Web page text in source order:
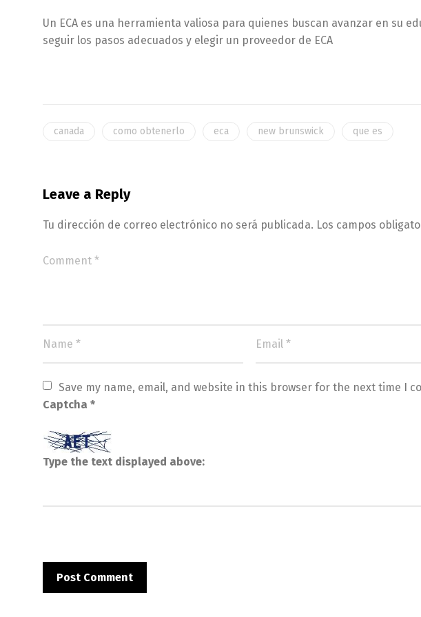
Un ECA es una herramienta valiosa para quienes buscan avanzar en su
seguir los pasos adecuados y elegir un proveedor de ECA
canada como obtenerlo eca new brunswick que es
Leave a Reply
Tu dirección de correo electrónico no será publicada. Los campos
Save my name, email, and website in this browser for the next time I
Captcha *
Type the text displayed above: